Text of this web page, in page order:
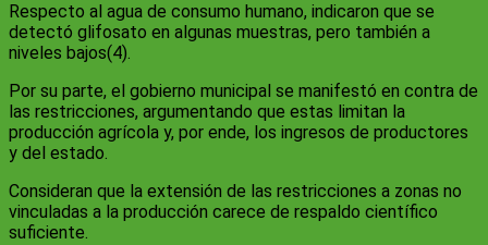
Respecto al agua de consumo humano, indicaron que se
detectó glifosato en algunas muestras, pero también a
niveles bajos(4).
Por su parte, el gobierno municipal se manifestó en contra de
las restricciones, argumentando que estas limitan la
producción agrícola y, por ende, los ingresos de productores
y del estado.
Consideran que la extensión de las restricciones a zonas no
vinculadas a la producción carece de respaldo científico
suficiente.